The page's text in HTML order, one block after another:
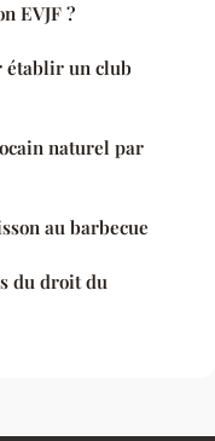
EVJF ?
établir un club
naturel par
au barbecue
du droit du